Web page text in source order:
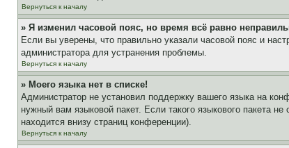
Вернуться к началу
» Я изменил часовой пояс, но время всё равно
Если вы уверены, что правильно указали часовой пояс и
администратора для устранения проблемы.
Вернуться к началу
» Моего языка нет в списке!
Администратор не установил поддержку вашего языка на
нужный вам языковой пакет. Если такого языкового пакета
находится внизу страниц конференции).
Вернуться к началу